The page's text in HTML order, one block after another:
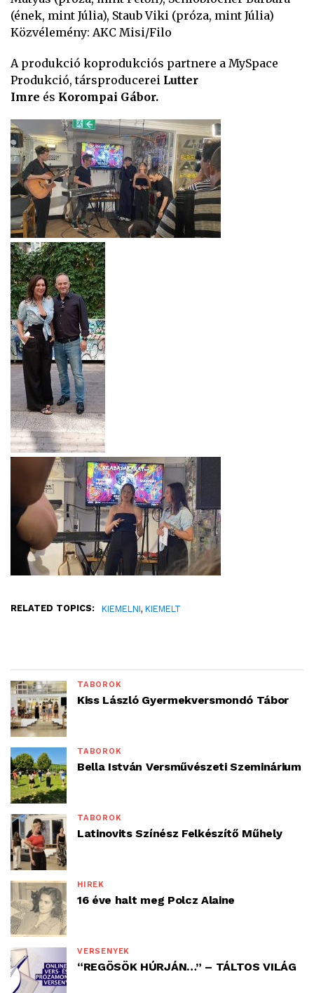
(ének, mint Júlia), Staub Viki (próza, mint Júlia)
Közvélemény: AKC Misi/Filo
A produkció koprodukciós partnere a MySpace
Produkció, társproducerei Lutter
Imre és Korompai Gábor.
RELATED TOPICS: KIEMELNI, KIEMELT
TÁBOROK
Kiss László Gyermekversmondó Tábor
TÁBOROK
Bella István Versművészeti Szeminárium
TÁBOROK
Latinovits Színész Felkészítő Műhely
HÍREK
16 éve halt meg Polcz Alaine
VERSENYEK
“REGÖSÖK HÚRJÁN…” – TÁLTOS VILÁG